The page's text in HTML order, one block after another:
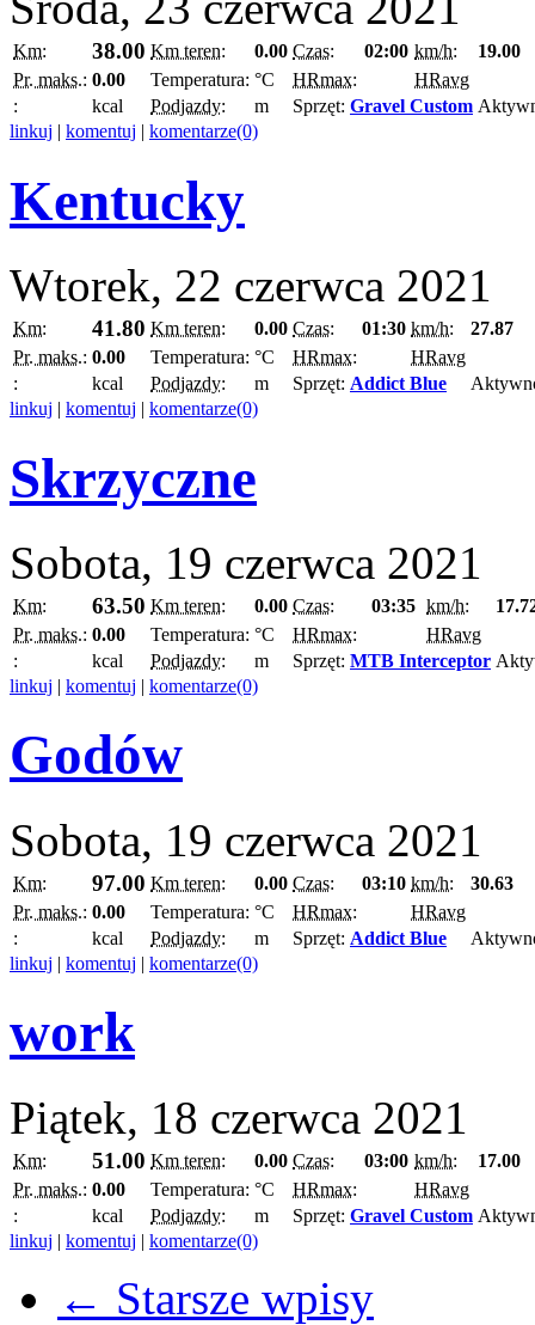
Km: 38.00 Km teren: 0.00 Czas: 02:00 km/h:
19.00
Pr. maks.: 0.00 Temperatura: °C HRmax:
HRavg
:
kcal Podjazdy: m Sprzęt: Gravel Custom
linkuj | komentuj | komentarze(0)
Kentucky
Wtorek, 22 czerwca 2021
Km: 41.80 Km teren: 0.00 Czas: 01:30 km/h:
27.87
Pr. maks.: 0.00 Temperatura: °C HRmax:
HRavg
:
kcal Podjazdy: m Sprzęt: Addict Blue
linkuj | komentuj | komentarze(0)
Skrzyczne
Sobota, 19 czerwca 2021
Km: 63.50 Km teren: 0.00 Czas: 03:35 km/h:
Pr. maks.: 0.00 Temperatura: °C HRmax:
HRavg
:
kcal Podjazdy: m Sprzęt: MTB Interceptor
linkuj | komentuj | komentarze(0)
Godów
Sobota, 19 czerwca 2021
Km: 97.00 Km teren: 0.00 Czas: 03:10 km/h:
30.63
Pr. maks.: 0.00 Temperatura: °C HRmax:
HRavg
:
kcal Podjazdy: m Sprzęt: Addict Blue
linkuj | komentuj | komentarze(0)
work
Piątek, 18 czerwca 2021
Km: 51.00 Km teren: 0.00 Czas: 03:00 km/h:
17.00
Pr. maks.: 0.00 Temperatura: °C HRmax:
HRavg
:
kcal Podjazdy: m Sprzęt: Gravel Custom
linkuj | komentuj | komentarze(0)
← Starsze wpisy